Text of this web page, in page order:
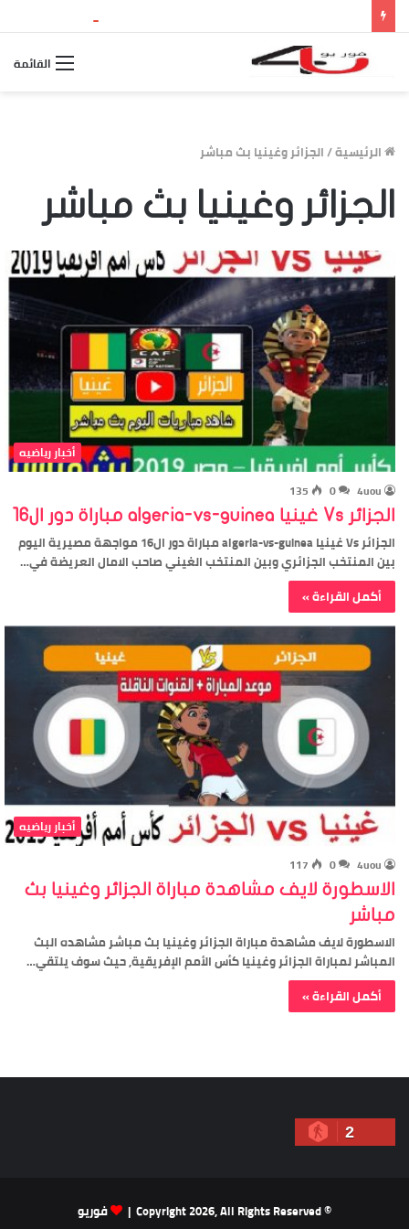
القائمة
الرئيسية/الجزائر وغينيا بث مباشر
الجزائر وغينيا بث مباشر
أخبار رياضيه
4uou
0
135
الجزائر Vs غينيا algeria-vs-guinea مباراة دور ال16
الجزائر Vs غينيا algeria-vs-guinea مباراة دور ال16 مواجهة مصيرية اليوم
بين المنتخب الجزائري وبين المنتخب الغيني صاحب الامال العريضة في…
أكمل القراءة »
أخبار رياضيه
4uou
0
117
الاسطورة لايف مشاهدة مباراة الجزائر وغينيا بث
مباشر
الاسطورة لايف مشاهدة مباراة الجزائر وغينيا بث مباشر مشاهده البث
المباشر لمباراة الجزائر وغينيا كأس الأمم الإفريقية, حيث سوف يلتقي…
أكمل القراءة »
2
© Copyright 2026, All Rights Reserved | فوريو